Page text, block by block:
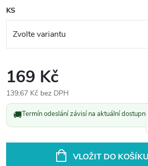
KS
169 Kč
139,67 Kč bez DPH
Měrná
cena:
🚚Termín odeslání závisí na aktuální
VLOŽIT DO KOŠÍKU